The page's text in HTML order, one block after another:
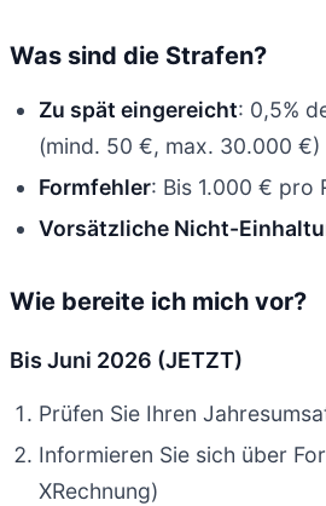
Was sind die Strafen?
Zu spät eingereicht: 0,5%
(mind. 50 €, max. 30.000 €)
Formfehler: Bis 1.000 € pro
Vorsätzliche Nicht-
Wie bereite ich mich vor?
Bis Juni 2026 (JETZT)
Prüfen Sie Ihren
Informieren Sie sich über
XRechnung)